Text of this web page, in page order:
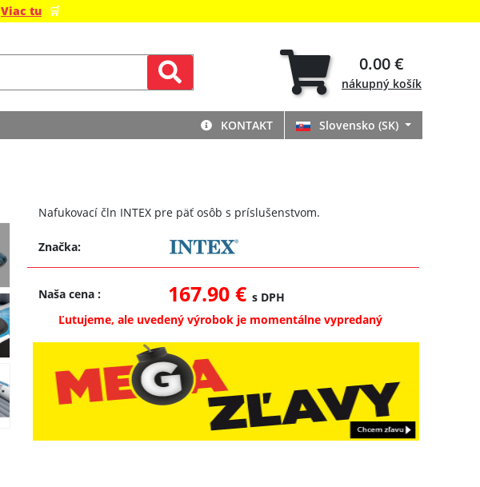
Viac tu 🛒
0.00 €
nákupný košík
KONTAKT Slovensko (SK)
Nafukovací čln INTEX pre päť osôb s príslušenstvom.
Značka:
Naša cena: 167.90 €s DPH
Ľutujeme, ale uvedený výrobok je momentálne vypredaný